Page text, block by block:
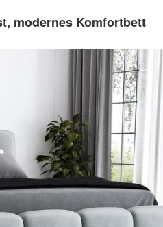
modernes Komfortbett